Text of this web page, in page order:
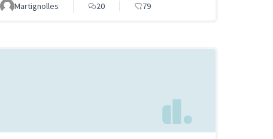
Martignolles 20 79